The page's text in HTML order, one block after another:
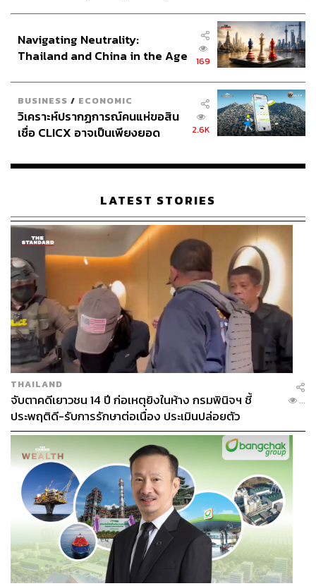
Navigating Neutrality:
Thailand and China in the Age
169
BUSINESS / ECONOMIC
วิเคราะห์ปรากฏการณ์คนแห่ขอสิน
เชื่อ CLICX อาจเป็นเพียงยอด
เรือนไทยที่ถูกซุกไว้
2.6K
LATEST STORIES
THAILAND
จับตาคดีเยาวชน 14 ปี ก่อเหตุยิงในห้าง กรมพินิจฯ ชี้
ประพฤติดี-รับการรักษาต่อเนื่อง ประเมินปล่อยตัว
...